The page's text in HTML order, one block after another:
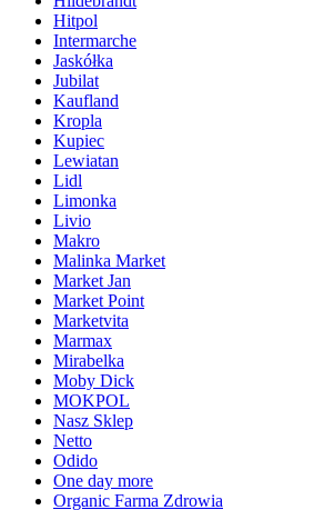
Hitpol
Intermarche
Jaskółka
Jubilat
Kaufland
Kropla
Kupiec
Lewiatan
Lidl
Limonka
Livio
Makro
Malinka Market
Market Jan
Market Point
Marketvita
Marmax
Mirabelka
Moby Dick
MOKPOL
Nasz Sklep
Netto
Odido
One day more
Organic Farma Zdrowia